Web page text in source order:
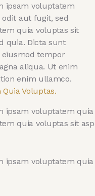
ipsam voluptatem
aut fugit, sed
quia voluptas sit
quia. Dicta sunt
eiusmod tempor
aliqua. Ut enim
enim ullamco.
Voluptas.
ipsam voluptatem
quia voluptas sit
ipsam voluptatem